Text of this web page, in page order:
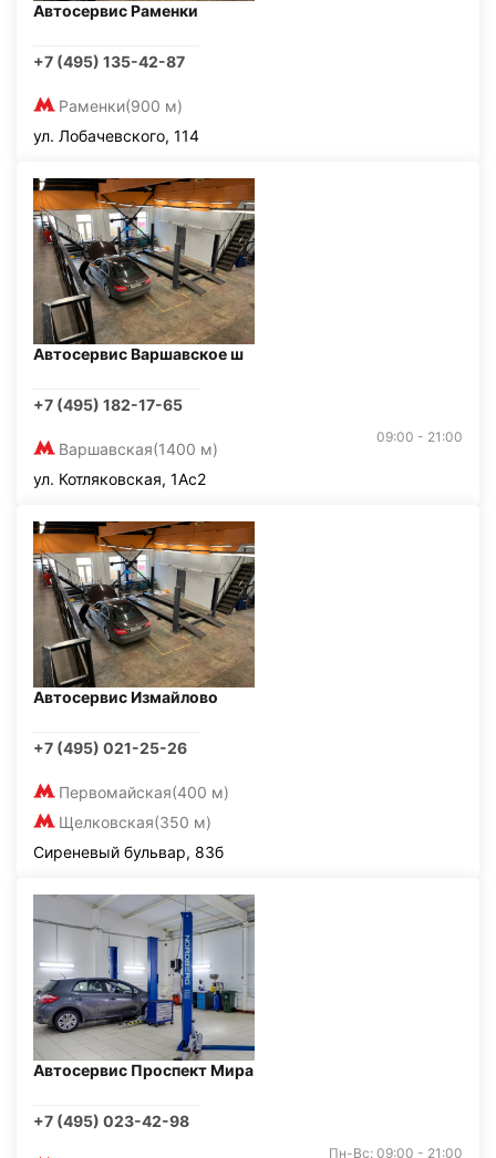
Автосервис Раменки
+7 (495) 135-42-87
Раменки(900 м)
ул. Лобачевского, 114
Автосервис Варшавское ш
+7 (495) 182-17-65
Варшавская(1400 м)
09:00 - 21:00
ул. Котляковская, 1Ас2
Автосервис Измайлово
+7 (495) 021-25-26
Первомайская(400 м)
Щелковская(350 м)
Сиреневый бульвар, 83б
Автосервис Проспект Мира
+7 (495) 023-42-98
Пн-Вс: 09:00 - 21:00